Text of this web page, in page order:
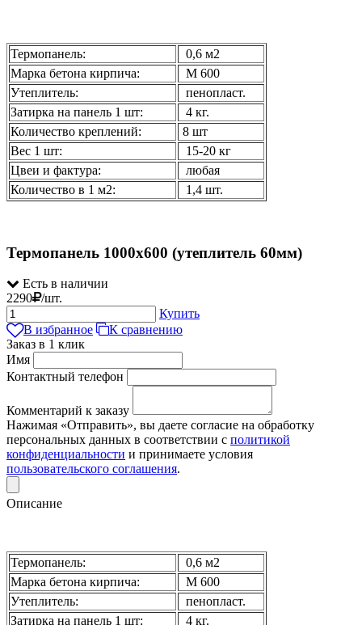
Термопанель:
0,6 м2
Марка бетона кирпича:
М 600
Утеплитель:
пенопласт.
Затирка на панель 1 шт:
4 кг.
Количество креплений:
8 шт
Вес 1 шт:
15-20 кг
Цвеи и фактура:
любая
Количество в 1 м2:
1,4 шт.
Термопанель 1000х600 (утеплитель 60мм)
Есть в наличии
2290
/шт.
Купить
В избранное
К сравнению
Заказ в 1 клик
Имя
Контактный телефон
Комментарий к заказу
Нажимая «Отправить», вы даете согласие на обработку
персональных данных в соответствии с политикой
конфиденциальности и принимаете условия
пользовательского соглашения.
Описание
Термопанель:
0,6 м2
Марка бетона кирпича:
М 600
Утеплитель:
пенопласт.
Затирка на панель 1 шт:
4 кг.